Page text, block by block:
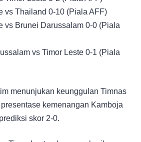
vs Thailand 0-10 (Piala AFF)
vs Brunei Darussalam 0-0 (Piala
vs Timor Leste 0-1 (Piala
menunjukan keunggulan Timnas
kemenangan Kamboja
skor 2-0.